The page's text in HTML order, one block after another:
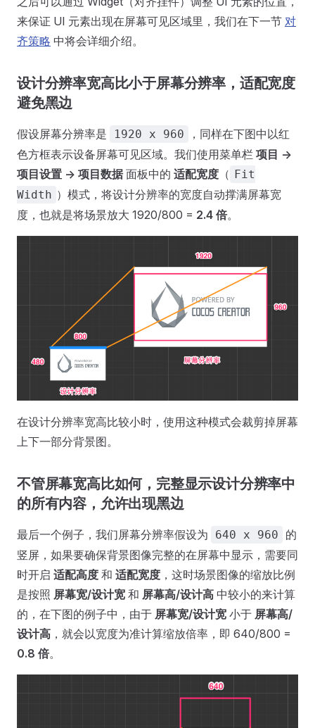
来保证 UI 元素出现在屏幕可见区域里，我们在下一节 对
齐策略 中将会详细介绍。
设计分辨率宽高比小于屏幕分辨率，适配宽度
避免黑边
假设屏幕分辨率是 1920 x 960
，同样在下图中以红
色方框表示设备屏幕可见区域。我们使用菜单栏 项目 ->
项目设置 -> 项目数据面板中的 适配宽度 （ Fit
Width ）模式，将设计分辨率的宽度自动撑满屏幕宽
度，也就是将场景放大 1920/800 = 2.4 倍。
在设计分辨率宽高比较小时，使用这种模式会裁剪掉屏幕
上下一部分背景图。
不管屏幕宽高比如何，完整显示设计分辨率中
的所有内容，允许出现黑边
最后一个例子，我们屏幕分辨率假设为 640 x 960
的
竖屏，如果要确保背景图像完整的在屏幕中显示，需要同
时开启 适配高度 和 适配宽度 ，这时场景图像的缩放比例
是按照 屏幕宽/设计宽 和 屏幕高/设计高 中较小的来计算
的，在下图的例子中，由于 屏幕宽/设计宽 小于 屏幕高/
设计高 ，就会以宽度为准计算缩放倍率，即 640/800 =
0.8 倍。